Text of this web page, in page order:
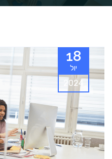
18
יול
2024